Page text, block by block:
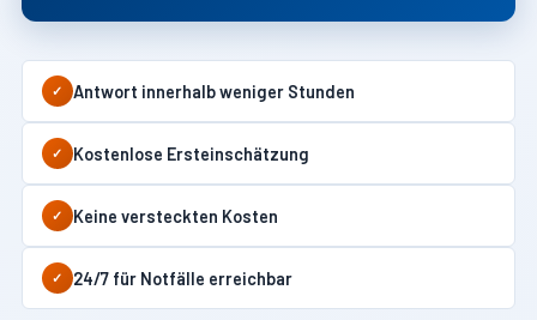
✓ Antwort innerhalb weniger Stunden
✓ Kostenlose Ersteinschätzung
✓ Keine versteckten Kosten
✓ 24/7 für Notfälle erreichbar